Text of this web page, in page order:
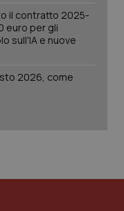
il contratto 2025-
euro per gli
sull'IA e nuove
2026, come